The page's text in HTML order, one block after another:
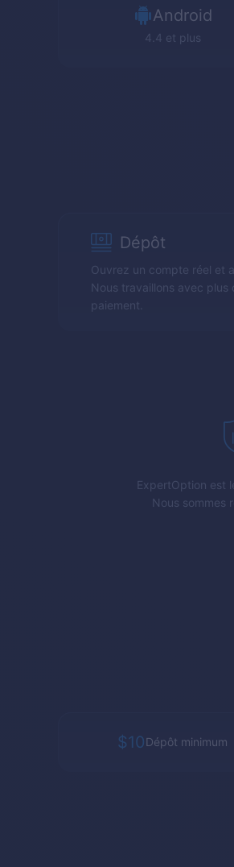
Android
4.4 et plus
Dépôt
Ouvrez un compte réel et
Nous travaillons avec plus
paiement.
ExpertOption est
Nous sommes
$10Dépôt minimum